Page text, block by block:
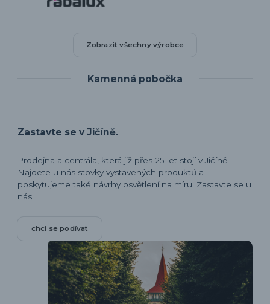
Zobrazit všechny výrobce
Kamenná pobočka
Zastavte se v Jičíně.
Prodejna a centrála, která již přes 25 let stojí v Jičíně.
Najdete u nás stovky vystavených produktů a
poskytujeme také návrhy osvětlení na míru. Zastavte se u
nás.
chci se podívat